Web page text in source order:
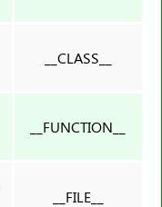
__FILE__